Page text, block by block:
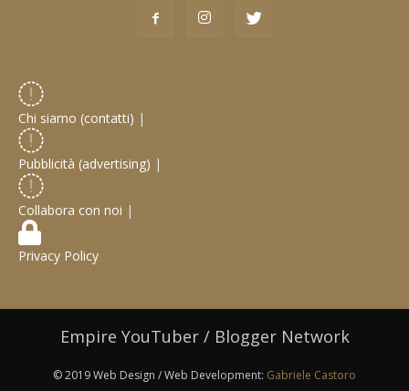
Chi siamo (contatti) |
Pubblicità (advertising) |
Collabora con noi |
Privacy Policy
Empire YouTuber / Blogger Network
© 2019 Web Design / Web Development: Gabriele Castoro